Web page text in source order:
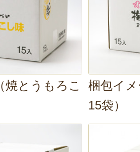
焼とうもろこ
梱包イ
15袋）